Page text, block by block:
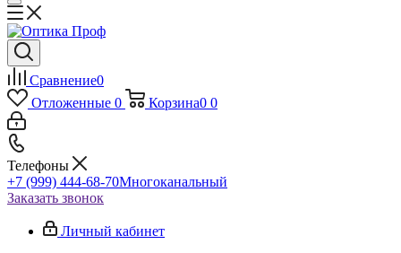
Сравнение0
Отложенные 0 Корзина0 0
Телефоны
+7 (999) 444-68-70Многоканальный
Заказать звонок
Личный кабинет